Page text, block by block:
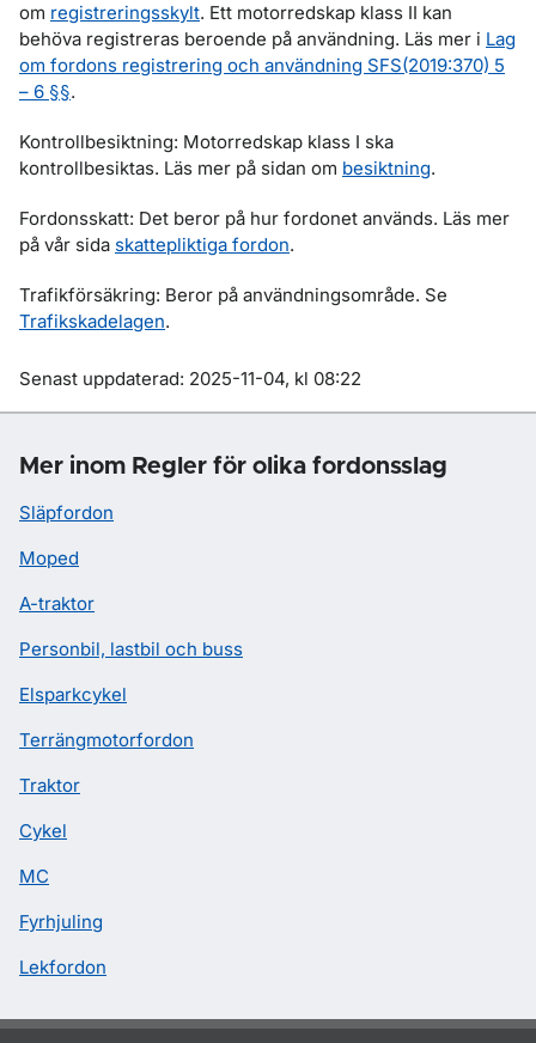
om registreringsskylt. Ett motorredskap klass II kan
behöva registreras beroende på användning. Läs mer i Lag
om fordons registrering och användning SFS(2019:370) 5
– 6 §§.
Kontrollbesiktning: Motorredskap klass I ska
kontrollbesiktas. Läs mer på sidan om besiktning.
Fordonsskatt: Det beror på hur fordonet används. Läs mer
på vår sida skattepliktiga fordon.
Trafikförsäkring: Beror på användningsområde. Se
Trafikskadelagen.
Om sidan
Senast uppdaterad: 2025-11-04, kl 08:22
Mer inom Regler för olika fordonsslag
Släpfordon
Moped
A-traktor
Personbil, lastbil och buss
Elsparkcykel
Terrängmotorfordon
Traktor
Cykel
MC
Fyrhjuling
Lekfordon